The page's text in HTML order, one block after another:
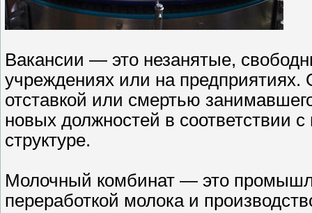
Вакансии — это незанятые,
учреждениях или на
отставкой или смертью
новых должностей в соответствии
структуре.
Молочный комбинат — это
переработкой молока и